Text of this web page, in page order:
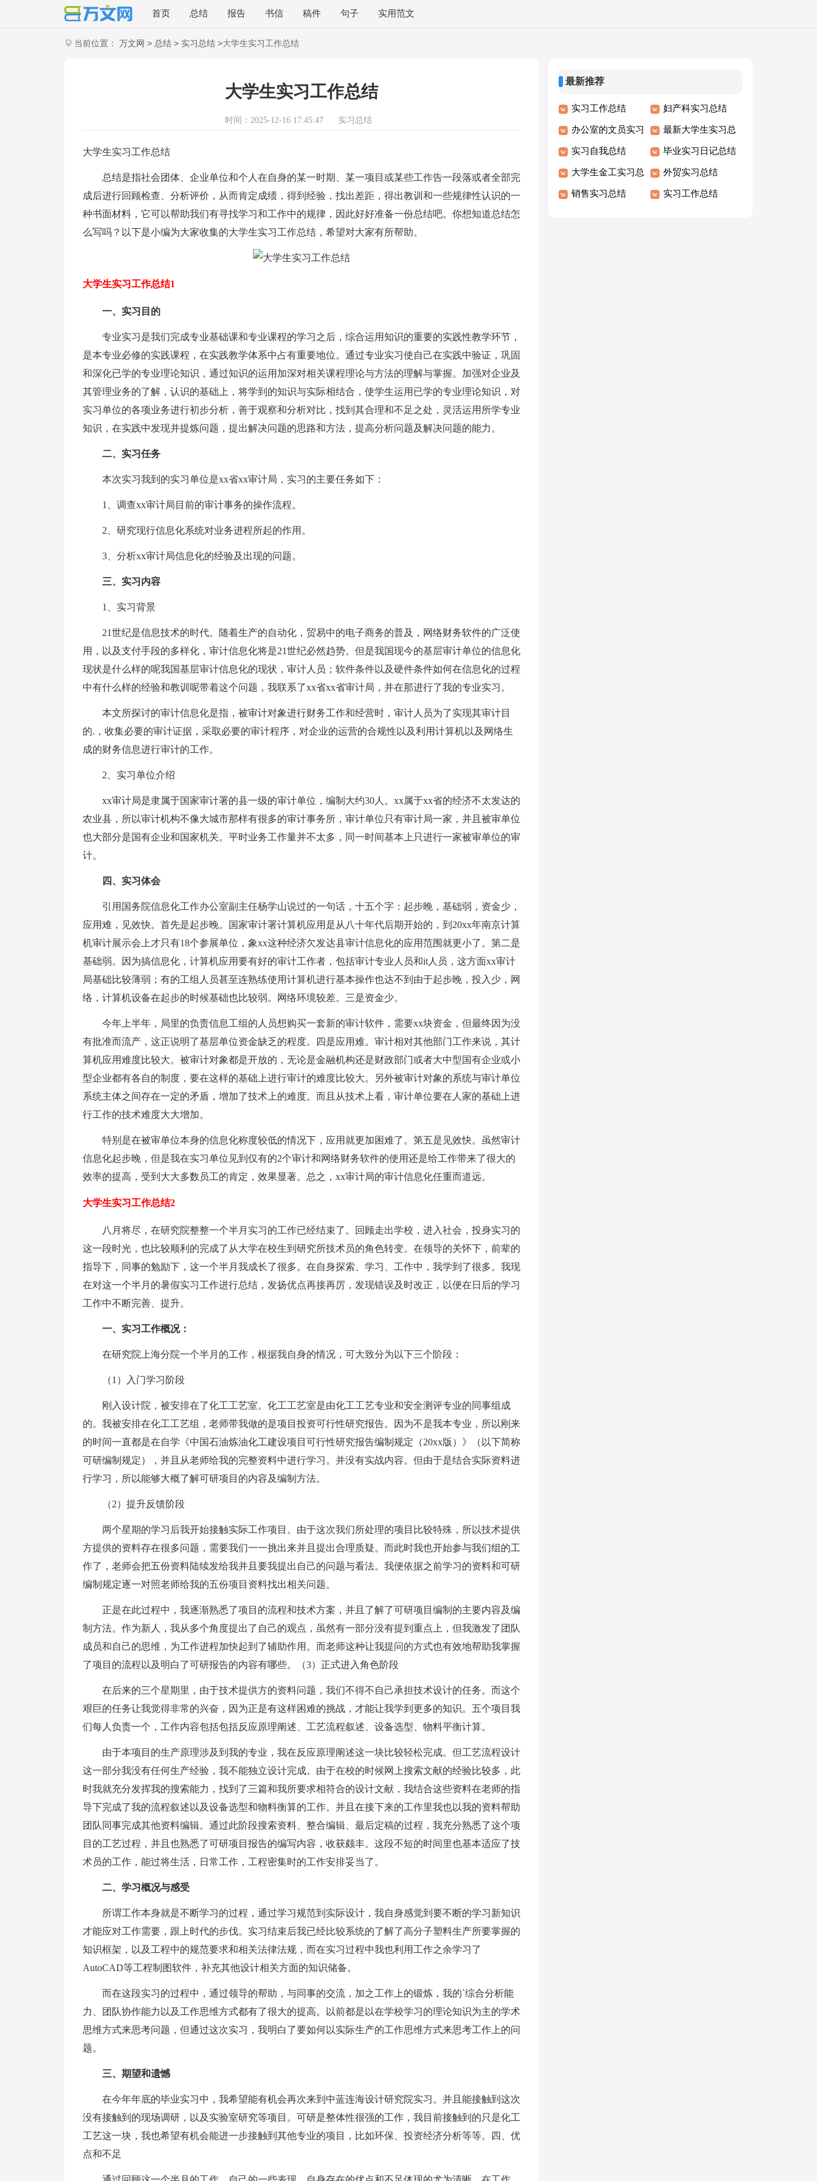
首页 总结 报告 书信 稿件 句子 实用范文
当前位置： 万文网 > 总结 > 实习总结 >大学生实习工作总结
大学生实习工作总结
时间：2025-12-16 17:45:47 实习总结
大学生实习工作总结
总结是指社会团体、企业单位和个人在自身的某一时期、某一项目或某些工作告一段落或者全部完
成后进行回顾检查、分析评价，从而肯定成绩，得到经验，找出差距，得出教训和一些规律性认识的一
种书面材料，它可以帮助我们有寻找学习和工作中的规律，因此好好准备一份总结吧。你想知道总结怎
么写吗？以下是小编为大家收集的大学生实习工作总结，希望对大家有所帮助。
大学生实习工作总结1
一、实习目的
专业实习是我们完成专业基础课和专业课程的学习之后，综合运用知识的重要的实践性教学环节，
是本专业必修的实践课程，在实践教学体系中占有重要地位。通过专业实习使自己在实践中验证，巩固
和深化已学的专业理论知识，通过知识的运用加深对相关课程理论与方法的理解与掌握。加强对企业及
其管理业务的了解，认识的基础上，将学到的知识与实际相结合，使学生运用已学的专业理论知识，对
实习单位的各项业务进行初步分析，善于观察和分析对比，找到其合理和不足之处，灵活运用所学专业
知识，在实践中发现并提炼问题，提出解决问题的思路和方法，提高分析问题及解决问题的能力。
二、实习任务
本次实习我到的实习单位是xx省xx审计局，实习的主要任务如下：
1、调查xx审计局目前的审计事务的操作流程。
2、研究现行信息化系统对业务进程所起的作用。
3、分析xx审计局信息化的经验及出现的问题。
三、实习内容
1、实习背景
21世纪是信息技术的时代。随着生产的自动化，贸易中的电子商务的普及，网络财务软件的广泛使
用，以及支付手段的多样化，审计信息化将是21世纪必然趋势。但是我国现今的基层审计单位的信息化
现状是什么样的呢我国基层审计信息化的现状，审计人员；软件条件以及硬件条件如何在信息化的过程
中有什么样的经验和教训呢带着这个问题，我联系了xx省xx省审计局，并在那进行了我的专业实习。
本文所探讨的审计信息化是指，被审计对象进行财务工作和经营时，审计人员为了实现其审计目
的.，收集必要的审计证据，采取必要的审计程序，对企业的运营的合规性以及利用计算机以及网络生
成的财务信息进行审计的工作。
2、实习单位介绍
xx审计局是隶属于国家审计署的县一级的审计单位，编制大约30人。xx属于xx省的经济不太发达的
农业县，所以审计机构不像大城市那样有很多的审计事务所，审计单位只有审计局一家，并且被审单位
也大部分是国有企业和国家机关。平时业务工作量并不太多，同一时间基本上只进行一家被审单位的审
计。
四、实习体会
引用国务院信息化工作办公室副主任杨学山说过的一句话，十五个字：起步晚，基础弱，资金少，
应用难，见效快。首先是起步晚。国家审计署计算机应用是从八十年代后期开始的，到20xx年南京计算
机审计展示会上才只有18个参展单位，象xx这种经济欠发达县审计信息化的应用范围就更小了。第二是
基础弱。因为搞信息化，计算机应用要有好的审计工作者，包括审计专业人员和it人员，这方面xx审计
局基础比较薄弱；有的工组人员甚至连熟练使用计算机进行基本操作也达不到由于起步晚，投入少，网
络，计算机设备在起步的时候基础也比较弱。网络环境较差。三是资金少。
今年上半年，局里的负责信息工组的人员想购买一套新的审计软件，需要xx块资金，但最终因为没
有批准而流产，这正说明了基层单位资金缺乏的程度。四是应用难。审计相对其他部门工作来说，其计
算机应用难度比较大。被审计对象都是开放的，无论是金融机构还是财政部门或者大中型国有企业或小
型企业都有各自的制度，要在这样的基础上进行审计的难度比较大。另外被审计对象的系统与审计单位
系统主体之间存在一定的矛盾，增加了技术上的难度。而且从技术上看，审计单位要在人家的基础上进
行工作的技术难度大大增加。
特别是在被审单位本身的信息化称度较低的情况下，应用就更加困难了。第五是见效快。虽然审计
信息化起步晚，但是我在实习单位见到仅有的2个审计和网络财务软件的使用还是给工作带来了很大的
效率的提高，受到大大多数员工的肯定，效果显著。总之，xx审计局的审计信息化任重而道远。
大学生实习工作总结2
八月将尽，在研究院整整一个半月实习的工作已经结束了。回顾走出学校，进入社会，投身实习的
这一段时光，也比较顺利的完成了从大学在校生到研究所技术员的角色转变。在领导的关怀下，前辈的
指导下，同事的勉励下，这一个半月我成长了很多。在自身探索、学习、工作中，我学到了很多。我现
在对这一个半月的暑假实习工作进行总结，发扬优点再接再厉，发现错误及时改正，以便在日后的学习
工作中不断完善、提升。
一、实习工作概况：
在研究院上海分院一个半月的工作，根据我自身的情况，可大致分为以下三个阶段：
（1）入门学习阶段
刚入设计院，被安排在了化工工艺室。化工工艺室是由化工工艺专业和安全测评专业的同事组成
的。我被安排在化工工艺组，老师带我做的是项目投资可行性研究报告。因为不是我本专业，所以刚来
的时间一直都是在自学《中国石油炼油化工建设项目可行性研究报告编制规定（20xx版）》（以下简称
可研编制规定），并且从老师给我的完整资料中进行学习。并没有实战内容。但由于是结合实际资料进
行学习，所以能够大概了解可研项目的内容及编制方法。
（2）提升反馈阶段
两个星期的学习后我开始接触实际工作项目。由于这次我们所处理的项目比较特殊，所以技术提供
方提供的资料存在很多问题，需要我们一一挑出来并且提出合理质疑。而此时我也开始参与我们组的工
作了，老师会把五份资料陆续发给我并且要我提出自己的问题与看法。我便依据之前学习的资料和可研
编制规定逐一对照老师给我的五份项目资料找出相关问题。
正是在此过程中，我逐渐熟悉了项目的流程和技术方案，并且了解了可研项目编制的主要内容及编
制方法。作为新人，我从多个角度提出了自己的观点，虽然有一部分没有提到重点上，但我激发了团队
成员和自己的思维，为工作进程加快起到了辅助作用。而老师这种让我提问的方式也有效地帮助我掌握
了项目的流程以及明白了可研报告的内容有哪些。（3）正式进入角色阶段
在后来的三个星期里，由于技术提供方的资料问题，我们不得不自己承担技术设计的任务。而这个
艰巨的任务让我觉得非常的兴奋，因为正是有这样困难的挑战，才能让我学到更多的知识。五个项目我
们每人负责一个，工作内容包括包括反应原理阐述、工艺流程叙述、设备选型、物料平衡计算。
由于本项目的生产原理涉及到我的专业，我在反应原理阐述这一块比较轻松完成。但工艺流程设计
这一部分我没有任何生产经验，我不能独立设计完成。由于在校的时候网上搜索文献的经验比较多，此
时我就充分发挥我的搜索能力，找到了三篇和我所要求相符合的设计文献，我结合这些资料在老师的指
导下完成了我的流程叙述以及设备选型和物料衡算的工作。并且在接下来的工作里我也以我的资料帮助
团队同事完成其他资料编辑。通过此阶段搜索资料、整合编辑、最后定稿的过程，我充分熟悉了这个项
目的工艺过程，并且也熟悉了可研项目报告的编写内容，收获颇丰。这段不短的时间里也基本适应了技
术员的工作，能过将生活，日常工作，工程密集时的工作安排妥当了。
二、学习概况与感受
所谓工作本身就是不断学习的过程，通过学习规范到实际设计，我自身感觉到要不断的学习新知识
才能应对工作需要，跟上时代的步伐。实习结束后我已经比较系统的了解了高分子塑料生产所要掌握的
知识框架，以及工程中的规范要求和相关法律法规，而在实习过程中我也利用工作之余学习了
AutoCAD等工程制图软件，补充其他设计相关方面的知识储备。
而在这段实习的过程中，通过领导的帮助，与同事的交流，加之工作上的锻炼，我的`综合分析能
力、团队协作能力以及工作思维方式都有了很大的提高。以前都是以在学校学习的理论知识为主的学术
思维方式来思考问题，但通过这次实习，我明白了要如何以实际生产的工作思维方式来思考工作上的问
题。
三、期望和遗憾
在今年年底的毕业实习中，我希望能有机会再次来到中蓝连海设计研究院实习。并且能接触到这次
没有接触到的现场调研，以及实验室研究等项目。可研是整体性很强的工作，我目前接触到的只是化工
工艺这一块，我也希望有机会能进一步接触到其他专业的项目，比如环保、投资经济分析等等。四、优
点和不足
最新推荐
实习工作总结 妇产科实习总结
办公室的文员实习
总结
最新大学生实习总
结
实习自我总结 毕业实习日记总结
大学生金工实习总
结
外贸实习总结
销售实习总结 实习工作总结